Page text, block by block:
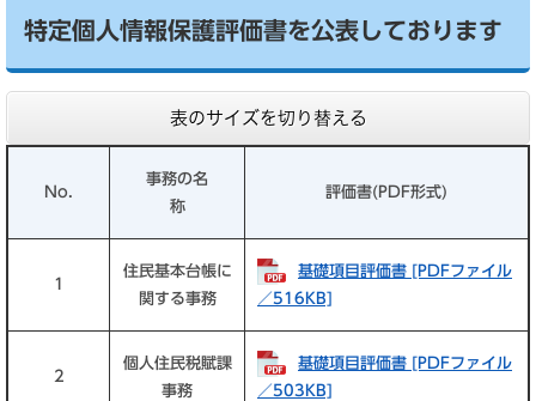
特定個人情報保護評価書を公表しております
表のサイズを切り替える
No.
事務の名
称
評価書(PDF形式)
1
住民基本台帳に
関する事務
基礎項目評価書 [PDFファイル
／516KB]
2
個人住民税賦課
事務
基礎項目評価書 [PDFファイル
／503KB]